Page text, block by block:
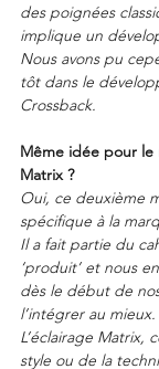
des poignées
implique un
Nous avons pu
tôt dans le
Crossback.
Même idée pour le
Matrix ?
Oui, ce deuxième
spécifique à la
Il a fait partie du
‘produit’ et nous
dès le début de
l’intégrer au mieux.
L’éclairage Matrix,
style ou de la